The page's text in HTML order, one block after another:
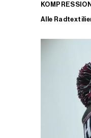
KOMPRESSION
Alle